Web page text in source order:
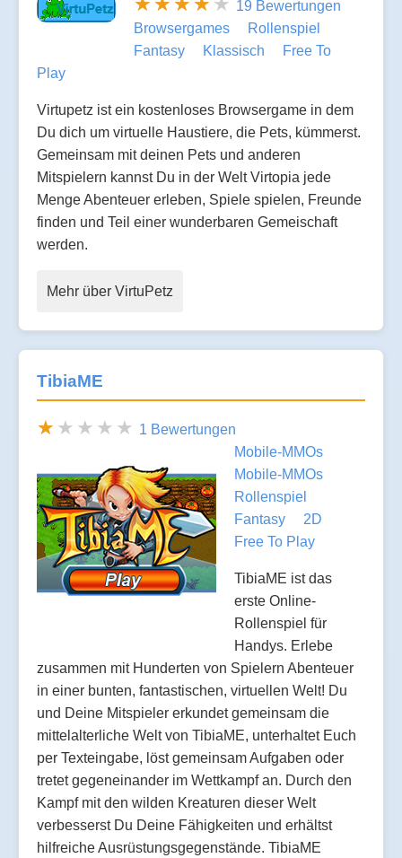
19 Bewertungen
Browsergames
Rollenspiel
Fantasy
Klassisch
Free To
Play
Virtupetz ist ein kostenloses Browsergame in dem
Du dich um virtuelle Haustiere, die Pets, kümmerst.
Gemeinsam mit deinen Pets und anderen
Mitspielern kannst Du in der Welt Virtopia jede
Menge Abenteuer erleben, Spiele spielen, Freunde
finden und Teil einer wunderbaren Gemeischaft
werden.
Mehr über VirtuPetz
TibiaME
1 Bewertungen
Mobile-MMOs
Mobile-MMOs
Rollenspiel
Fantasy
2D
Free To Play
TibiaME ist das
erste Online-
Rollenspiel für
Handys. Erlebe
zusammen mit Hunderten von Spielern Abenteuer
in einer bunten, fantastischen, virtuellen Welt! Du
und Deine Mitspieler erkundet gemeinsam die
mittelalterliche Welt von TibiaME, unterhaltet Euch
per Texteingabe, löst gemeinsam Aufgaben oder
tretet gegeneinander im Wettkampf an. Durch den
Kampf mit den wilden Kreaturen dieser Welt
verbesserst Du Deine Fähigkeiten und erhältst
hilfreiche Ausrüstungsgegenstände. TibiaME